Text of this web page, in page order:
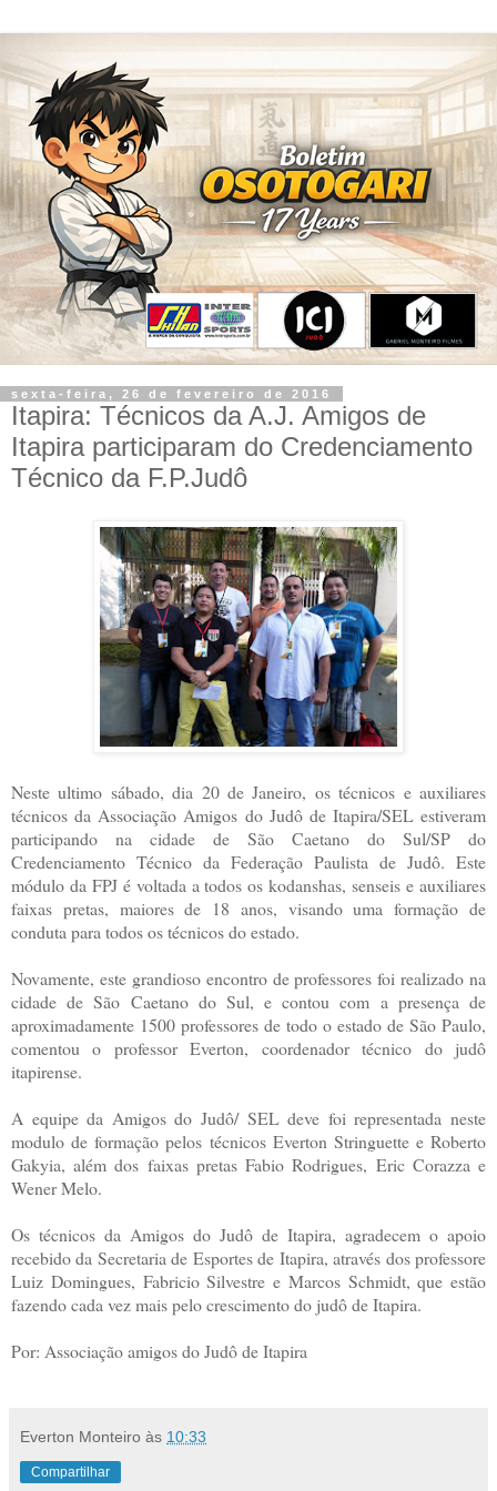
sexta-feira, 26 de fevereiro de 2016
Itapira: Técnicos da A.J. Amigos de
Itapira participaram do Credenciamento
Técnico da F.P.Judô
Neste ultimo sábado, dia 20 de Janeiro, os técnicos e auxiliares
técnicos da Associação Amigos do Judô de Itapira/SEL estiveram
participando na cidade de São Caetano do Sul/SP do
Credenciamento Técnico da Federação Paulista de Judô. Este
módulo da FPJ é voltada a todos os kodanshas, senseis e auxiliares
faixas pretas, maiores de 18 anos, visando uma formação de
conduta para todos os técnicos do estado.
Novamente, este grandioso encontro de professores foi realizado na
cidade de São Caetano do Sul, e contou com a presença de
aproximadamente 1500 professores de todo o estado de São Paulo,
comentou o professor Everton, coordenador técnico do judô
itapirense.
A equipe da Amigos do Judô/ SEL deve foi representada neste
modulo de formação pelos técnicos Everton Stringuette e Roberto
Gakyia, além dos faixas pretas Fabio Rodrigues, Eric Corazza e
Wener Melo.
Os técnicos da Amigos do Judô de Itapira, agradecem o apoio
recebido da Secretaria de Esportes de Itapira, através dos professore
Luiz Domingues, Fabricio Silvestre e Marcos Schmidt, que estão
fazendo cada vez mais pelo crescimento do judô de Itapira.
Por: Associação amigos do Judô de Itapira
Everton Monteiro às 10:33
Compartilhar